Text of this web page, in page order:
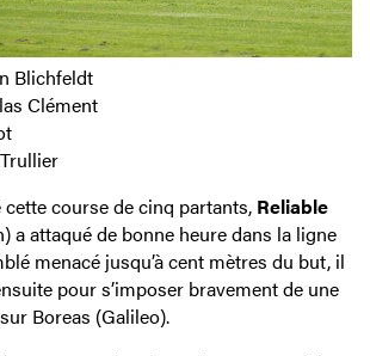
Blichfeldt
Clément
course de cinq partants, Reliable
a attaqué de bonne heure dans la ligne
menacé jusqu’à cent mètres du but, il
pour s’imposer bravement de une
Boreas (Galileo).